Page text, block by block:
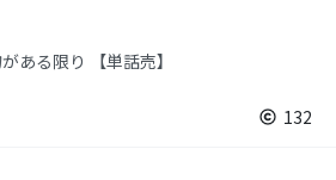
ある限り 【単話売】
132